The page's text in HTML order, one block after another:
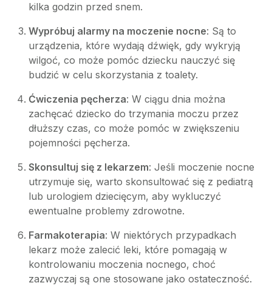
kilka godzin przed snem.
Wypróbuj alarmy na moczenie nocne: Są to
urządzenia, które wydają dźwięk, gdy wykryją
wilgoć, co może pomóc dziecku nauczyć się
budzić w celu skorzystania z toalety.
Ćwiczenia pęcherza: W ciągu dnia można
zachęcać dziecko do trzymania moczu przez
dłuższy czas, co może pomóc w zwiększeniu
pojemności pęcherza.
Skonsultuj się z lekarzem: Jeśli moczenie nocne
utrzymuje się, warto skonsultować się z pediatrą
lub urologiem dziecięcym, aby wykluczyć
ewentualne problemy zdrowotne.
Farmakoterapia: W niektórych przypadkach
lekarz może zalecić leki, które pomagają w
kontrolowaniu moczenia nocnego, choć
zazwyczaj są one stosowane jako ostateczność.